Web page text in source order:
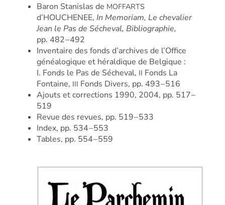
Baron Stanislas de MOFFARTS
d’HOUCHENEE, In Memoriam, Le chevalier
Jean le Pas de Sécheval, Bibliographie,
pp. 482 – 492
Inventaire des fonds d’archives de l’Office
généalogique et héraldique de Belgique :
I. Fonds le Pas de Sécheval, II Fonds La
Fontaine, III Fonds Divers, pp. 493 – 516
Ajouts et corrections 1990, 2004, pp. 517 –
519
Revue des revues, pp. 519 – 533
Index, pp. 534 – 553
Tables, pp. 554 – 559